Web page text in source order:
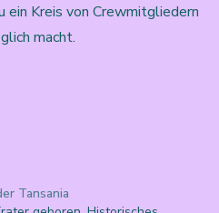
ein Kreis von Crewmitgliedern
macht.
Tansania